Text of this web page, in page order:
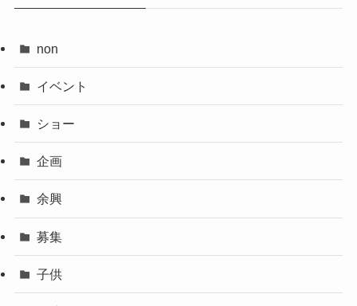
non
イベント
ショー
企画
余興
募集
子供